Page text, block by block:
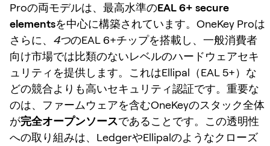
Proの両モデルは、最高水準のEAL 6+ secure
elementsを中心に構築されています。OneKey Proは
さらに、 4つのEAL 6+チップを搭載し、一般消費者
向け市場では比類のないレベルのハードウェアセキ
ュリティを提供します。これはEllipal（EAL 5+）な
どの競合よりも高いセキュリティ認証です。重要な
のは、ファームウェアを含むOneKeyのスタック全体
が完全オープンソースであることです。この透明性
への取り組みは、LedgerやEllipalのようなクローズ